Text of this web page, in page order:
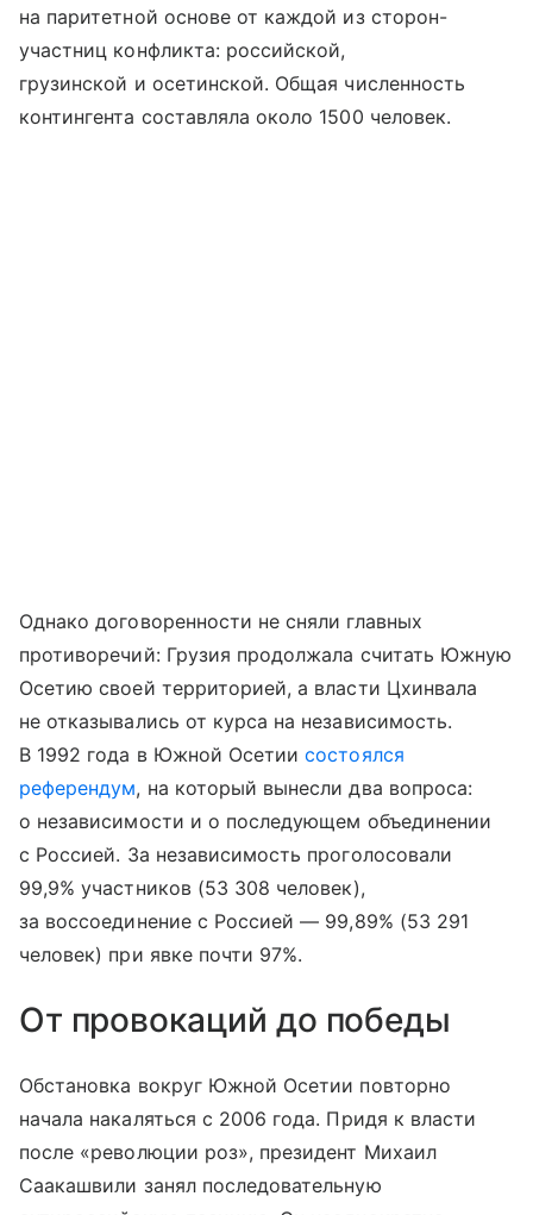
на паритетной основе от каждой из сторон-
участниц конфликта: российской,
грузинской и осетинской. Общая численность
контингента составляла около 1500 человек.
Однако договоренности не сняли главных
противоречий: Грузия продолжала считать Южную
Осетию своей территорией, а власти Цхинвала
не отказывались от курса на независимость.
В 1992 года в Южной Осетиисостоялся
референдум, на который вынесли два вопроса:
о независимости и о последующем объединении
с Россией. За независимость проголосовали
99,9% участников (53 308 человек),
за воссоединение с Россией — 99,89% (53 291
человек) при явке почти 97%.
От провокаций до победы
Обстановка вокруг Южной Осетии повторно
начала накаляться с 2006 года. Придя к власти
после «революции роз», президент Михаил
Саакашвили занял последовательную